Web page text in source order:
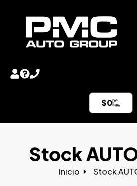
$0
Stock
Inicio Stock